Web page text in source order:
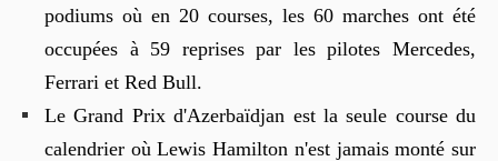
podiums où en 20 courses, les 60 marches ont été
occupées à 59 reprises par les pilotes Mercedes,
Ferrari et Red Bull.
Le Grand Prix d'Azerbaïdjan est la seule course du
calendrier où Lewis Hamilton n'est jamais monté sur